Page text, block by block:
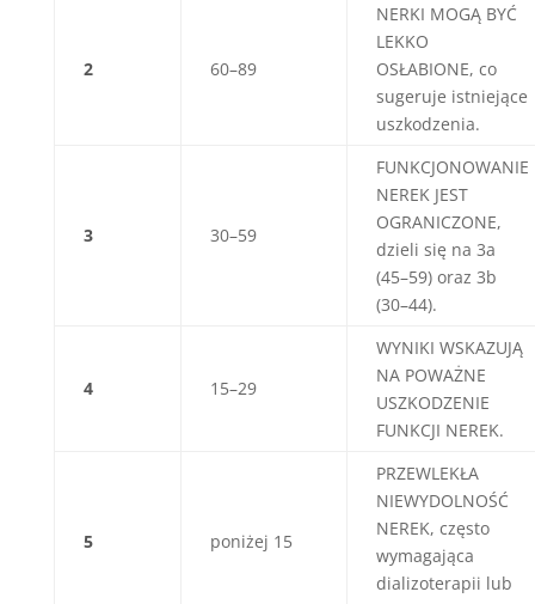
2 60–89
NERKI MOGĄ BYĆ
LEKKO
OSŁABIONE, co
sugeruje istniejące
uszkodzenia.
3 30–59
FUNKCJONOWANIE
NEREK JEST
OGRANICZONE,
dzieli się na 3a
(45–59) oraz 3b
(30–44).
4 15–29
WYNIKI WSKAZUJĄ
NA POWAŻNE
USZKODZENIE
FUNKCJI NEREK.
5 poniżej 15
PRZEWLEKŁA
NIEWYDOLNOŚĆ
NEREK, często
wymagająca
dializoterapii lub